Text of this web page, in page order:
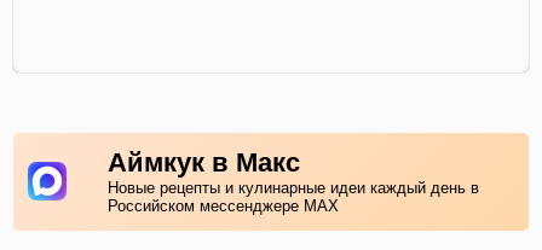
Аймкук в Макс
Новые рецепты и кулинарные идеи каждый день в
Российском мессенджере MAX